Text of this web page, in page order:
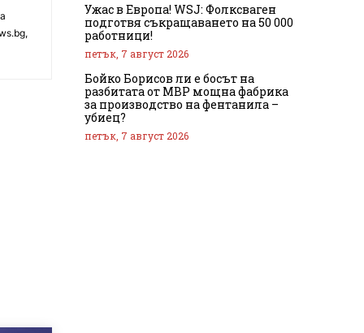
Ужас в Европа! WSJ: Фолксваген
подготвя съкращаването на 50 000
работници!
петък, 7 август 2026
Бойко Борисов ли е босът на
разбитата от МВР мощна фабрика
за производство на фентанила –
убиец?
петък, 7 август 2026